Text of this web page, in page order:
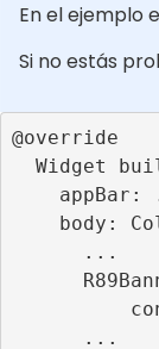
En el ejemplo
Si no estás
@override